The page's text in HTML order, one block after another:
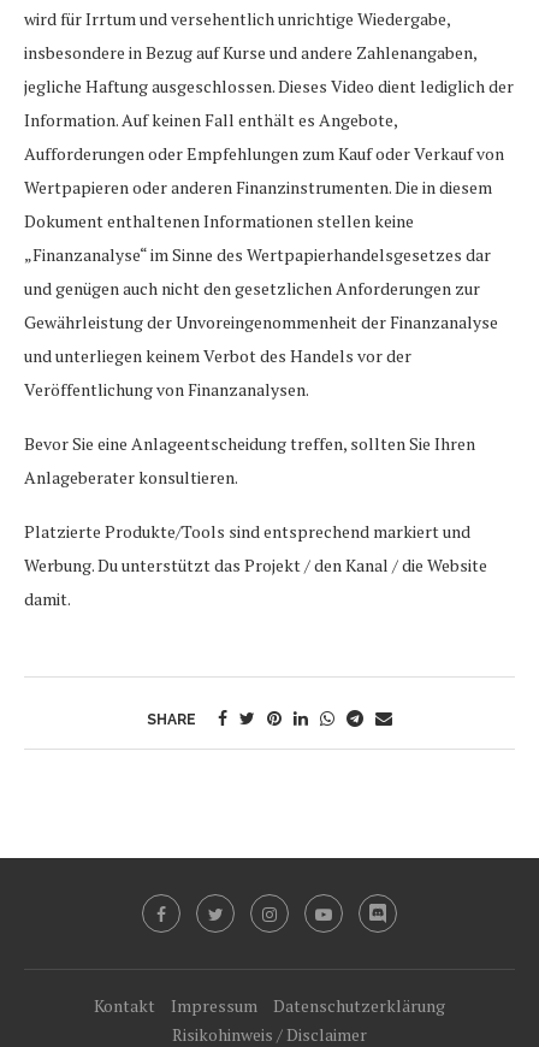
wird für Irrtum und versehentlich unrichtige Wiedergabe,
insbesondere in Bezug auf Kurse und andere Zahlenangaben,
jegliche Haftung ausgeschlossen. Dieses Video dient lediglich der
Information. Auf keinen Fall enthält es Angebote,
Aufforderungen oder Empfehlungen zum Kauf oder Verkauf von
Wertpapieren oder anderen Finanzinstrumenten. Die in diesem
Dokument enthaltenen Informationen stellen keine
„Finanzanalyse“ im Sinne des Wertpapierhandelsgesetzes dar
und genügen auch nicht den gesetzlichen Anforderungen zur
Gewährleistung der Unvoreingenommenheit der Finanzanalyse
und unterliegen keinem Verbot des Handels vor der
Veröffentlichung von Finanzanalysen.
Bevor Sie eine Anlageentscheidung treffen, sollten Sie Ihren
Anlageberater konsultieren.
Platzierte Produkte/Tools sind entsprechend markiert und
Werbung. Du unterstützt das Projekt / den Kanal / die Website
damit.
SHARE
Kontakt Impressum
Datenschutzerklärung
Risikohinweis / Disclaimer